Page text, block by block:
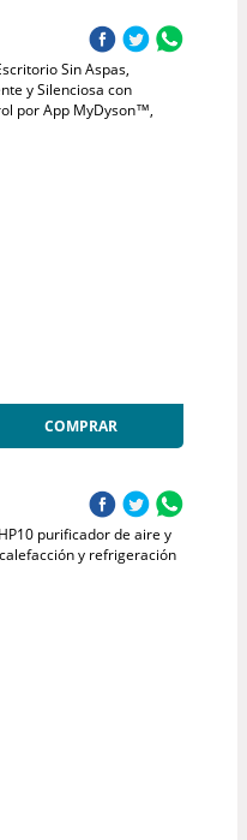
Sin Aspas,
y Silenciosa con
por App MyDyson™,
COMPRAR
purificador de aire y
y refrigeración